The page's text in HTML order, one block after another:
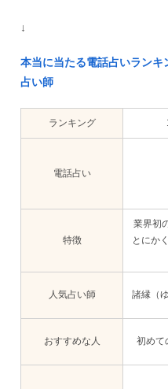
↓
本当に当たる電話占いラン
占い師
ランキング
電話占い
特徴
業界初
とにか
人気占い師 諸縁（
おすすめな人 初めて